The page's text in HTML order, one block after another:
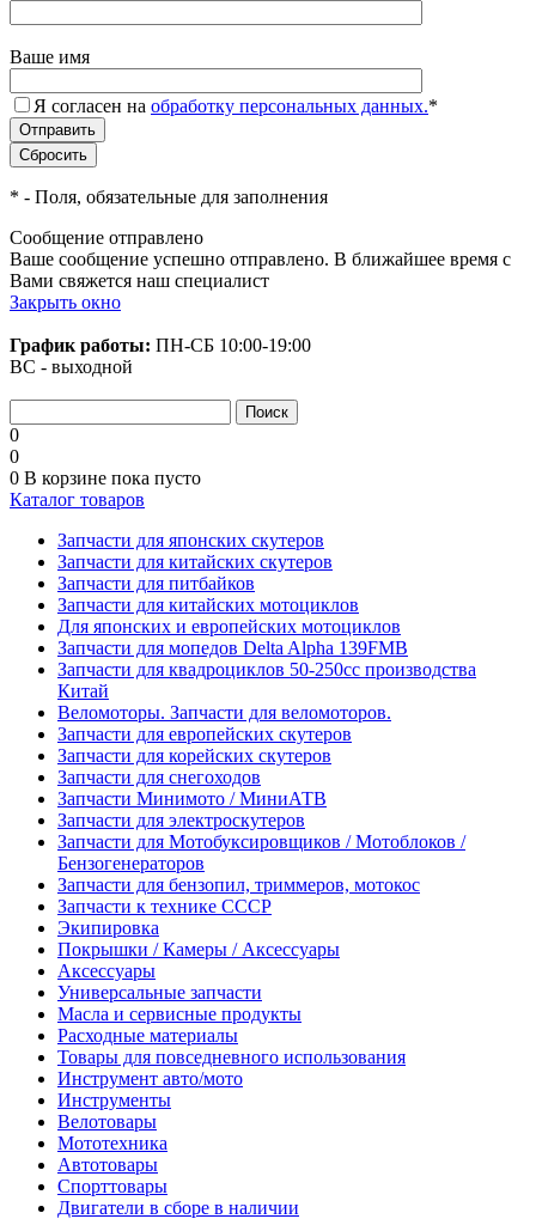
Ваше имя
Я согласен на обработку персональных данных.*
* - Поля, обязательные для заполнения
Сообщение отправлено
Ваше сообщение успешно отправлено. В ближайшее время с
Вами свяжется наш специалист
Закрыть окно
График работы: ПН-СБ 10:00-19:00
ВС - выходной
0
0
0 В корзине пока пусто
Каталог товаров
Запчасти для японских скутеров
Запчасти для китайских скутеров
Запчасти для питбайков
Запчасти для китайских мотоциклов
Для японских и европейских мотоциклов
Запчасти для мопедов Delta Alpha 139FMB
Запчасти для квадроциклов 50-250сс производства
Китай
Веломоторы. Запчасти для веломоторов.
Запчасти для европейских скутеров
Запчасти для корейских скутеров
Запчасти для снегоходов
Запчасти Минимото / МиниАТВ
Запчасти для электроскутеров
Запчасти для Мотобуксировщиков / Мотоблоков /
Бензогенераторов
Запчасти для бензопил, триммеров, мотокос
Запчасти к технике СССР
Экипировка
Покрышки / Камеры / Аксессуары
Аксессуары
Универсальные запчасти
Масла и сервисные продукты
Расходные материалы
Товары для повседневного использования
Инструмент авто/мото
Инструменты
Велотовары
Мототехника
Автотовары
Спорттовары
Двигатели в сборе в наличии